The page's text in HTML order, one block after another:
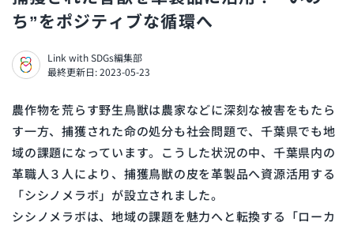
ち”をポジティブな循環へ
Link with SDGs編集部
最終更新日: 2023-05-23
農作物を荒らす野生鳥獣は農家などに深刻な被害をもたら
す一方、捕獲された命の処分も社会問題で、千葉県でも地
域の課題になっています。こうした状況の中、千葉県内の
革職人３人により、捕獲鳥獣の皮を革製品へ資源活用する
「シシノメラボ」が設立されました。
シシノメラボは、地域の課題を魅力へと転換する「ローカ